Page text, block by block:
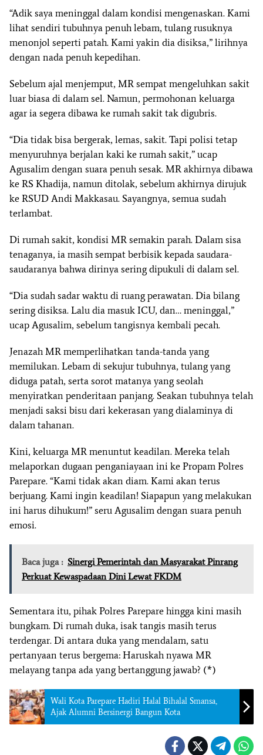
“Adik saya meninggal dalam kondisi mengenaskan. Kami
lihat sendiri tubuhnya penuh lebam, tulang rusuknya
menonjol seperti patah. Kami yakin dia disiksa,” lirihnya
dengan nada penuh kepedihan.
Sebelum ajal menjemput, MR sempat mengeluhkan sakit
luar biasa di dalam sel. Namun, permohonan keluarga
agar ia segera dibawa ke rumah sakit tak digubris.
“Dia tidak bisa bergerak, lemas, sakit. Tapi polisi tetap
menyuruhnya berjalan kaki ke rumah sakit,” ucap
Agusalim dengan suara penuh sesak. MR akhirnya dibawa
ke RS Khadija, namun ditolak, sebelum akhirnya dirujuk
ke RSUD Andi Makkasau. Sayangnya, semua sudah
terlambat.
Di rumah sakit, kondisi MR semakin parah. Dalam sisa
tenaganya, ia masih sempat berbisik kepada saudara-
saudaranya bahwa dirinya sering dipukuli di dalam sel.
“Dia sudah sadar waktu di ruang perawatan. Dia bilang
sering disiksa. Lalu dia masuk ICU, dan… meninggal,”
ucap Agusalim, sebelum tangisnya kembali pecah.
Jenazah MR memperlihatkan tanda-tanda yang
memilukan. Lebam di sekujur tubuhnya, tulang yang
diduga patah, serta sorot matanya yang seolah
menyiratkan penderitaan panjang. Seakan tubuhnya telah
menjadi saksi bisu dari kekerasan yang dialaminya di
dalam tahanan.
Kini, keluarga MR menuntut keadilan. Mereka telah
melaporkan dugaan penganiayaan ini ke Propam Polres
Parepare. “Kami tidak akan diam. Kami akan terus
berjuang. Kami ingin keadilan! Siapapun yang melakukan
ini harus dihukum!” seru Agusalim dengan suara penuh
emosi.
Baca juga : Sinergi Pemerintah dan Masyarakat Pinrang
Perkuat Kewaspadaan Dini Lewat FKDM
Sementara itu, pihak Polres Parepare hingga kini masih
bungkam. Di rumah duka, isak tangis masih terus
terdengar. Di antara duka yang mendalam, satu
pertanyaan terus bergema: Haruskah nyawa MR
melayang tanpa ada yang bertanggung jawab? (*)
Wali Kota Parepare Hadiri Halal Bihalal Smansa,
Ajak Alumni Bersinergi Bangun Kota